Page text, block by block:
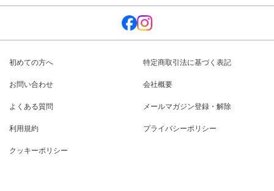
初めての方へ 特定商取引法に基づく表記
お問い合わせ 会社概要
よくある質問 メールマガジン登録・解除
利用規約 プライバシーポリシー
クッキーポリシー